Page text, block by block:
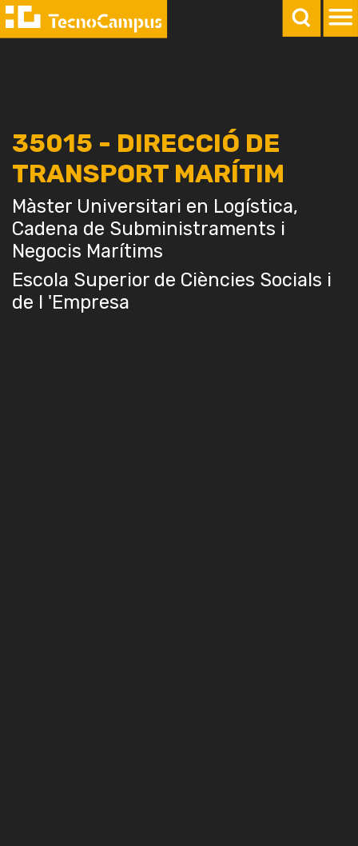
35015 - DIRECCIÓ DE
TRANSPORT MARÍTIM
Màster Universitari en Logística,
Cadena de Subministraments i
Negocis Marítims
Escola Superior de Ciències Socials i
de l 'Empresa